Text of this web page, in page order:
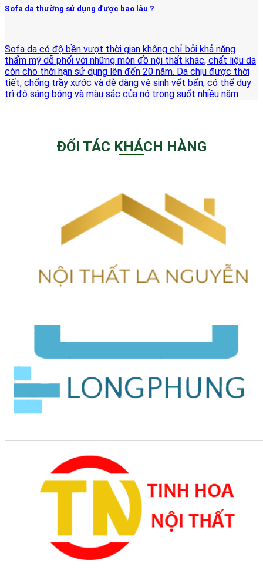
Sofa da thường sử dụng được bao lâu ?
Sofa da có độ bền vượt thời gian không chỉ bởi khả năng
thẩm mỹ dễ phối với những món đồ nội thất khác, chất liệu da
còn cho thời hạn sử dụng lên đến 20 năm. Da chịu được thời
tiết, chống trầy xước và dễ dàng vệ sinh vết bẩn, có thể duy
trì độ sáng bóng và màu sắc của nó trong suốt nhiều năm
ĐỐI TÁC KHÁCH HÀNG